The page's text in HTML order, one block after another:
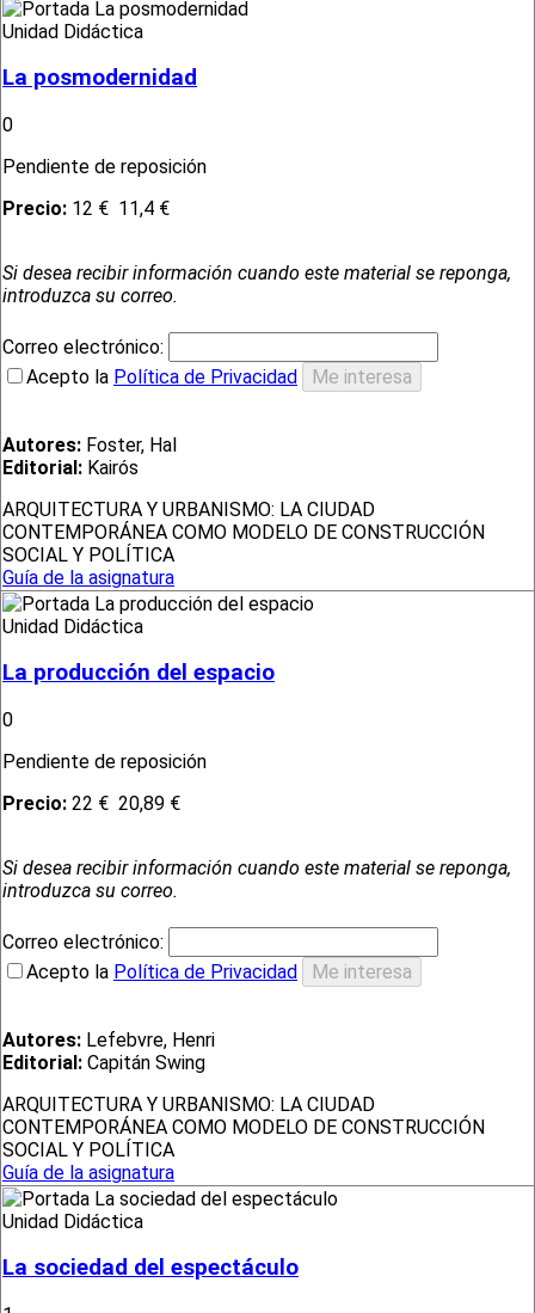
Unidad Didáctica
La posmodernidad
0
Pendiente de reposición
Precio: 12 € 11,4 €
Si desea recibir información cuando este material se reponga,
introduzca su correo.
Correo electrónico:
Acepto la Política de Privacidad
Autores: Foster, Hal
Editorial: Kairós
ARQUITECTURA Y URBANISMO: LA CIUDAD
CONTEMPORÁNEA COMO MODELO DE CONSTRUCCIÓN
SOCIAL Y POLÍTICA
Guía de la asignatura
Unidad Didáctica
La producción del espacio
0
Pendiente de reposición
Precio: 22 € 20,89 €
Si desea recibir información cuando este material se reponga,
introduzca su correo.
Correo electrónico:
Acepto la Política de Privacidad
Autores: Lefebvre, Henri
Editorial: Capitán Swing
ARQUITECTURA Y URBANISMO: LA CIUDAD
CONTEMPORÁNEA COMO MODELO DE CONSTRUCCIÓN
SOCIAL Y POLÍTICA
Guía de la asignatura
Unidad Didáctica
La sociedad del espectáculo